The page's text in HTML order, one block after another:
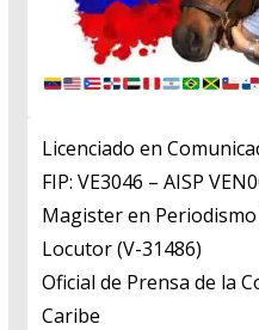
Licenciado en
FIP: VE3046 – AISP
​Magister en
​Locutor (V-31486)
​Oficial de Prensa de la
Caribe